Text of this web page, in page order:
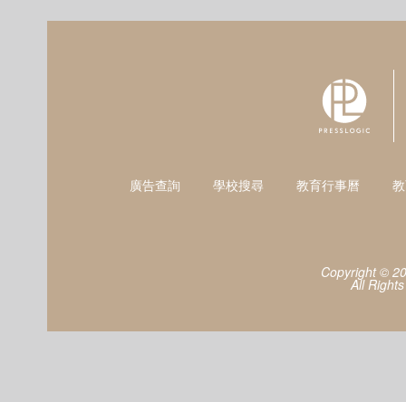
廣告查詢 學校搜尋 教育行事曆
Copyright ©
All